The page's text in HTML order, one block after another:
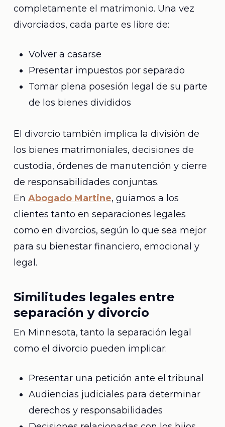
completamente el matrimonio. Una vez
divorciados, cada parte es libre de:
Volver a casarse
Presentar impuestos por separado
Tomar plena posesión legal de su parte
de los bienes divididos
El divorcio también implica la división de
los bienes matrimoniales, decisiones de
custodia, órdenes de manutención y cierre
de responsabilidades conjuntas.
En Abogado Martine, guiamos a los
clientes tanto en separaciones legales
como en divorcios, según lo que sea mejor
para su bienestar financiero, emocional y
legal.
Similitudes legales entre
separación y divorcio
En Minnesota, tanto la separación legal
como el divorcio pueden implicar:
Presentar una petición ante el tribunal
Audiencias judiciales para determinar
derechos y responsabilidades